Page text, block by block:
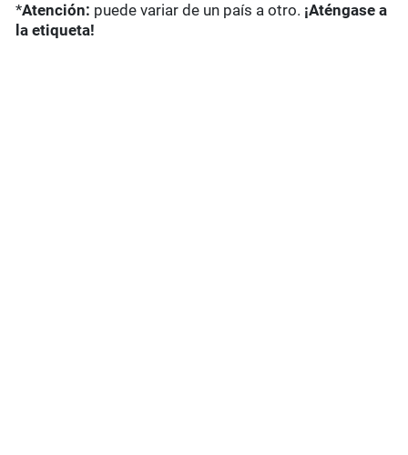
*Atención: puede variar de un país a otro. ¡Aténgase a
la etiqueta!